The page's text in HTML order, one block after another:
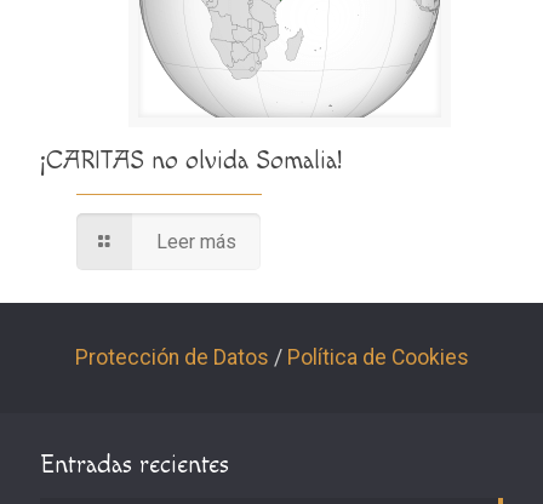
¡CARITAS no olvida Somalia!
Leer más
Protección de Datos / Política de Cookies
Entradas recientes